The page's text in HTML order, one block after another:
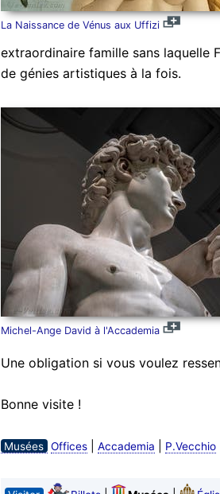
La Naissance de Vénus aux Uffizi
extraordinaire famille sans laquelle
de génies artistiques à la fois.
Michel-Ange David à l'Accademia
Une obligation si vous voulez
Bonne visite !
Musées Offices| Accademia P.Vecchio|